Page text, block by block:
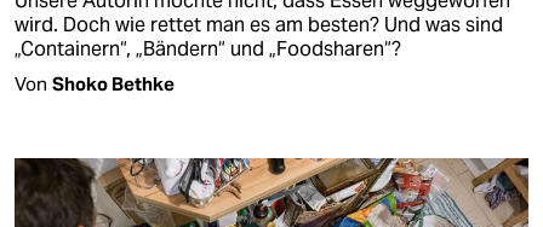
wird. Doch wie rettet man es am besten? Und was sind
„Containern“, „Bändern“ und „Foodsharen“?
Von Shoko Bethke